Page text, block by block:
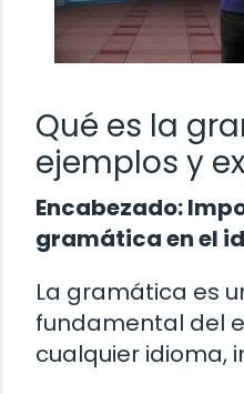
Qué es la
ejemplos y
Encabezado:
gramática en el
La gramática es
fundamental del
cualquier idioma,